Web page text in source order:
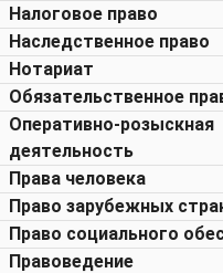
Налоговое право
Наследственное право
Нотариат
Обязательственное
Оперативно-розыскная
деятельность
Права человека
Право зарубежных
Право социального
Правоведение